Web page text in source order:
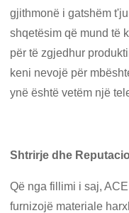
gjithmonë i gatshëm
shqetësim që mund të
për të zgjedhur
keni nevojë për
ynë është vetëm një
Shtrirje dhe
Që nga fillimi i saj,
furnizojë materiale